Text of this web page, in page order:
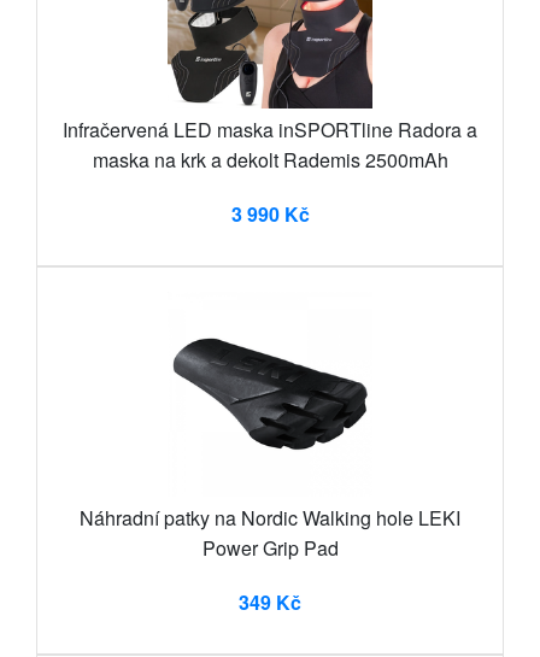
Infračervená LED maska inSPORTline Radora a
maska na krk a dekolt Rademis 2500mAh
3 990 Kč
Náhradní patky na Nordic Walking hole LEKI
Power Grip Pad
349 Kč